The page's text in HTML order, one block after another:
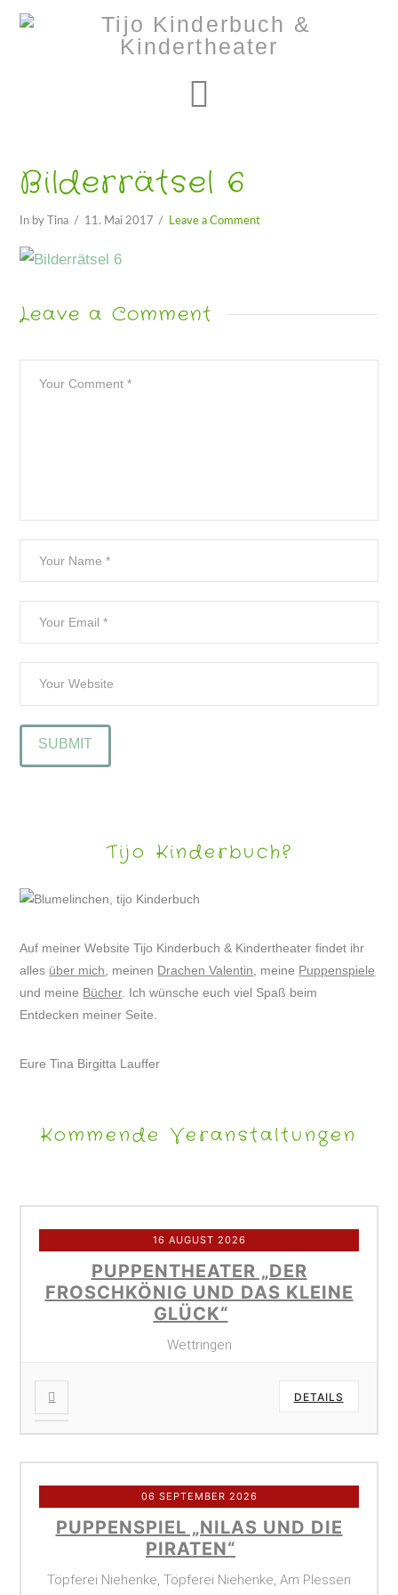
Bilderrätsel 6
In by Tina 11. Mai 2017 Leave a Comment
Leave a Comment
Tijo Kinderbuch?
Auf meiner Website Tijo Kinderbuch & Kindertheater findet ihr
alles über mich , meinen Drachen Valentin , meine Puppenspiele
und meine Bücher. Ich wünsche euch viel Spaß beim
Entdecken meiner Seite.
Eure Tina Birgitta Lauffer
Kommende Veranstaltungen
16 AUGUST 2026
PUPPENTHEATER „DER
FROSCHKÖNIG UND DAS KLEINE
GLÜCK“
Wettringen
DETAILS
06 SEPTEMBER 2026
PUPPENSPIEL „NILAS UND DIE
PIRATEN“
Töpferei Niehenke, Töpferei Niehenke, Am Plessen